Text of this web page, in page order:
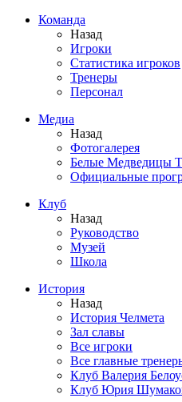
Команда
Назад
Игроки
Статистика игроков
Тренеры
Персонал
Медиа
Назад
Фотогалерея
Белые Медведицы
Официальные
Клуб
Назад
Руководство
Музей
Школа
История
Назад
История Челмета
Зал славы
Все игроки
Все главные
Клуб Валерия
Клуб Юрия